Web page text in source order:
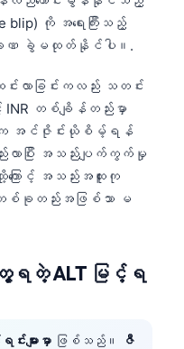
ကို အရေးကြီးသည့်
ဏ ခွဲမထုတ်နိုင်ပါ။.
ဆင်းလာခြင်းကလည်း သတင်း
တစ်ချိန်တည်းမှာ
အင်ဇိုင်းယိုစိမ့်ရန်
းလာပြီး အသည်းပျက်ကွက်မှု
ောင့် အသည်းအထူးကု
တစ်ခုတည်းအဖြစ်သာ မ
ေ့ရတဲ့ ALT မြင့်ရ
ရင်းများမှာ ဖြစ်သည်။
ဇီ